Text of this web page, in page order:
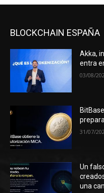
BLOCKCHAIN ESPAÑA
Akka,
entra
03/08/
31/07/
Un
una